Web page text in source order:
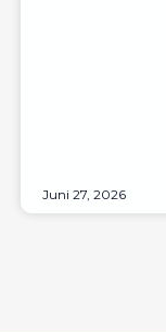
Juni 27, 2026